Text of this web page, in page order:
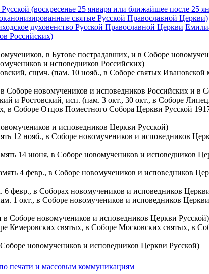
(воскресенье 25 января или ближайшее после 25
святые Русской Православной Церкви)
духовенство Русской Православной Церкви
Российских)
в Бутове пострадавших, и в Соборе
и исповедников Российских)
сщмч. (пам. 10 нояб., в Соборе святых
новомучеников и исповедников Российских и в
и Ростовский, исп. (пам. 3 окт., 30 окт., в Соборе
Соборе Отцов Поместного Собора Церкви Русской
и исповедников Церкви Русской)
12 нояб., в Соборе новомучеников и исповедников
14 июня, в Соборе новомучеников и исповедников
4 февр., в Соборе новомучеников и исповедников
февр., в Соборах новомучеников и исповедников
1 окт., в Соборе новомучеников и исповедников
Соборе новомучеников и исповедников Церкви Русской)
Кемеровских святых, в Соборе Московских святых, в
новомучеников и исповедников Церкви Русской)
печати и массовым коммуникациям